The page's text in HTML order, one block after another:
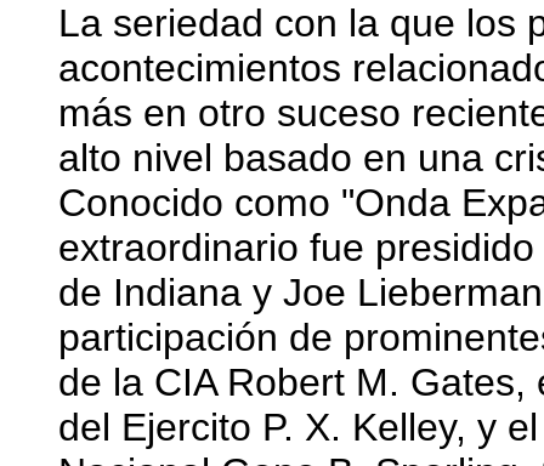
La seriedad con la que los
acontecimientos
más en otro suceso
alto nivel basado en una
Conocido como "Onda
extraordinario fue
de Indiana y Joe
participación de
de la CIA Robert M.
del Ejercito P. X. Kelley, y